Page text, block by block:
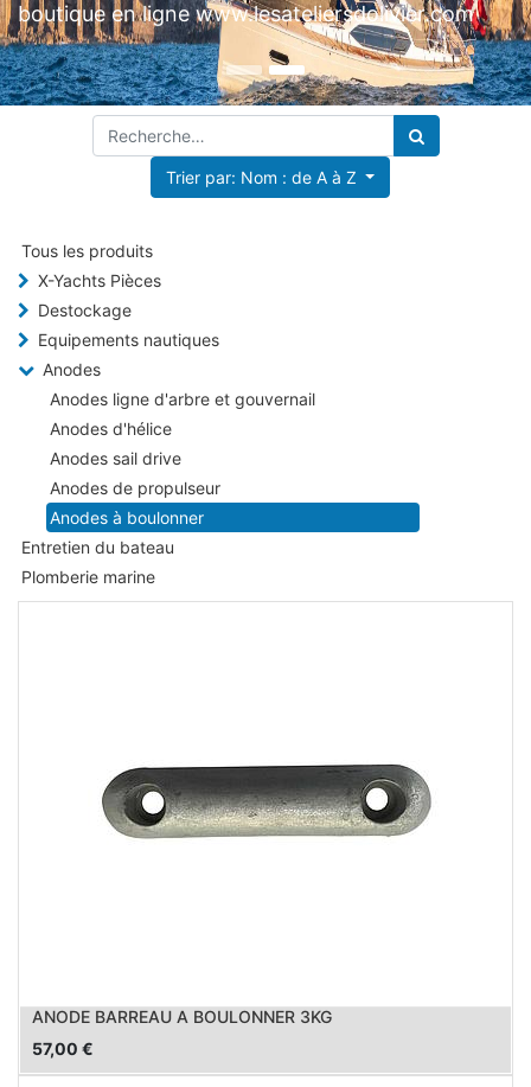
boutique en ligne www.lesateliersdolivier.com
Trier par: Nom : de A à Z
Tous les produits
X-Yachts Pièces
Destockage
Equipements nautiques
Anodes
Anodes ligne d'arbre et gouvernail
Anodes d'hélice
Anodes sail drive
Anodes de propulseur
Anodes à boulonner
Entretien du bateau
Plomberie marine
ANODE BARREAU A BOULONNER 3KG
57,00 €